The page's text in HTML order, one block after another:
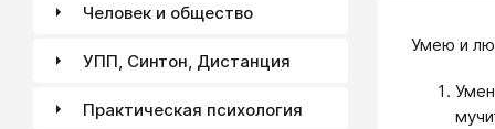
Умею и
Человек и общество
УПП, Синтон, Дистанция
Практическая психология